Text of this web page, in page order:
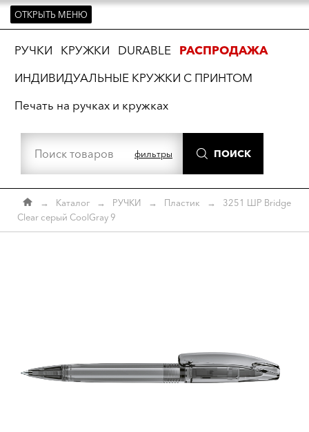
ОТКРЫТЬ МЕНЮ
РУЧКИ КРУЖКИ DURABLE
РАСПРОДАЖА
ИНДИВИДУАЛЬНЫЕ КРУЖКИ С ПРИНТОМ
Печать на ручках и кружках
фильтры ПОИСК
→ Каталог → РУЧКИ → Пластик →
3251 ШР Bridge
Clear серый CoolGray 9